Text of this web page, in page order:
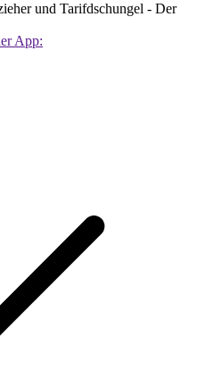
und Tarifdschungel - Der
App: